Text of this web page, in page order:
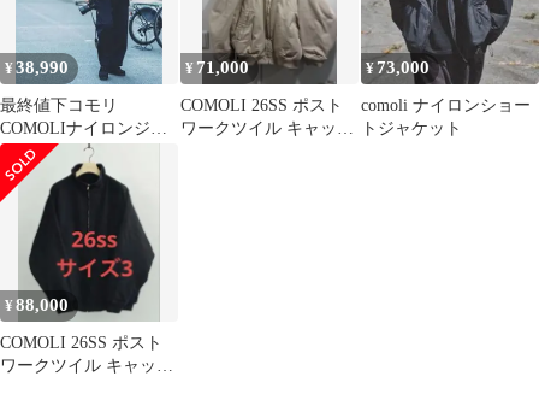
¥38,990
最終値下コモリ
COMOLIナイロンジャ
ケット アノラック
auraleeオーラリー
¥ 71,000
COMOLI 26SS ポスト
ワークツイル キャップ
¥73,000
comoli ナイロンショー
トジャケット
¥88,000
COMOLI 26SS ポスト
ワークツイル キャップ